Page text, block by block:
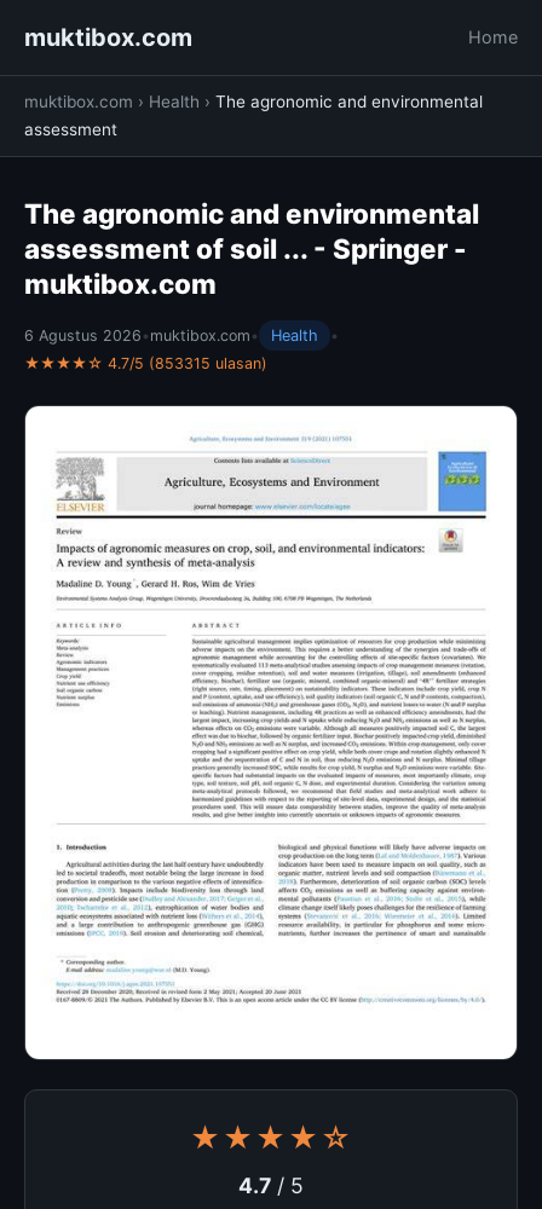
muktibox.com Home
muktibox.com › Health › The agronomic and environmental
assessment
The agronomic and environmental
assessment of soil ... - Springer -
muktibox.com
6 Agustus 2026 • muktibox.com • Health
•
★★★★☆ 4.7/5 (853315 ulasan)
★★★★☆
4.7 / 5